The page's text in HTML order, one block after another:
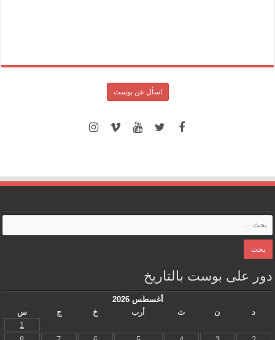
اسأل عن بوست
دور على بوست بالتاريخ
أغسطس 2026
د
ن ث أرب خ ج
س
1